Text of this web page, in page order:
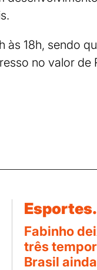
às 18h, sendo
no valor de
Esportes.
Fabinho
três
Brasil